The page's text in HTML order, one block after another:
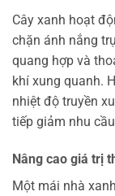
Cây xanh hoạt
chặn ánh nắng
quang hợp và
khí xung quanh.
nhiệt độ truyền
tiếp giảm nhu
Nâng cao giá trị
Một mái nhà